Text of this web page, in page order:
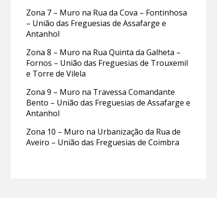
Zona 7 – Muro na Rua da Cova – Fontinhosa
– União das Freguesias de Assafarge e
Antanhol
Zona 8 – Muro na Rua Quinta da Galheta –
Fornos – União das Freguesias de Trouxemil
e Torre de Vilela
Zona 9 – Muro na Travessa Comandante
Bento – União das Freguesias de Assafarge e
Antanhol
Zona 10 – Muro na Urbanização da Rua de
Aveiro – União das Freguesias de Coimbra